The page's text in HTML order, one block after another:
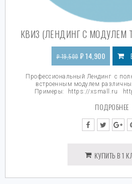
КВИЗ (ЛЕНДИНГ С МОДУЛЕМ
₽19,500 ₽14,900
Профессиональный Лендинг с
встроенным модулем
Примеры: https://xsmall.ru
ПОДРОБНЕЕ
КУПИТЬ В 1